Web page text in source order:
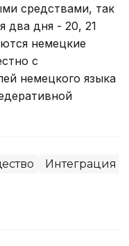
средствами, так
два дня - 20, 21
немецкие
с
немецкого языка
Интеграция и